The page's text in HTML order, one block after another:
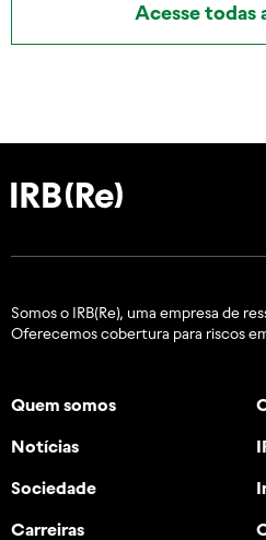
Acesse todas
Somos o IRB(Re), uma empresa de
Oferecemos cobertura para riscos
Quem somos
Notícias
Sociedade
Carreiras